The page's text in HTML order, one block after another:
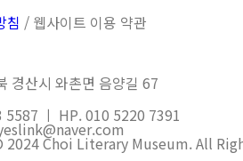
침 / 웹사이트 이용 약관
경산시 와촌면 음양길 67
ㅣ HP. 010 5220 7391
Choi Literary Museum. All